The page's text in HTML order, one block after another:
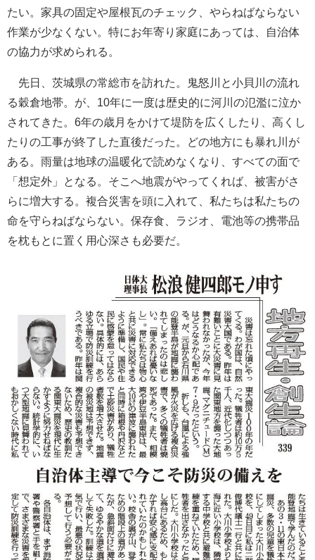
たい。家具の固定や屋根瓦のチェック、やらねばならない
作業が少なくない。特にお年寄り家庭にあっては、自治体
の協力が求められる。
先日、茨城県の常総市を訪れた。鬼怒川と小貝川の流れ
る穀倉地帯。が、10年に一度は歴史的に河川の氾濫に泣か
されてきた。6年の歳月をかけて堤防を広くしたり、高くし
たりの工事が終了した直後だった。どの地方にも暴れ川が
ある。雨量は地球の温暖化で読めなくなり、すべての面で
「想定外」となる。そこへ地震がやってくれば、被害がさ
らに増大する。複合災害を頭に入れて、私たちは私たちの
命を守らねばならない。保存食、ラジオ、電池等の携帯品
を枕もとに置く用心深さも必要だ。